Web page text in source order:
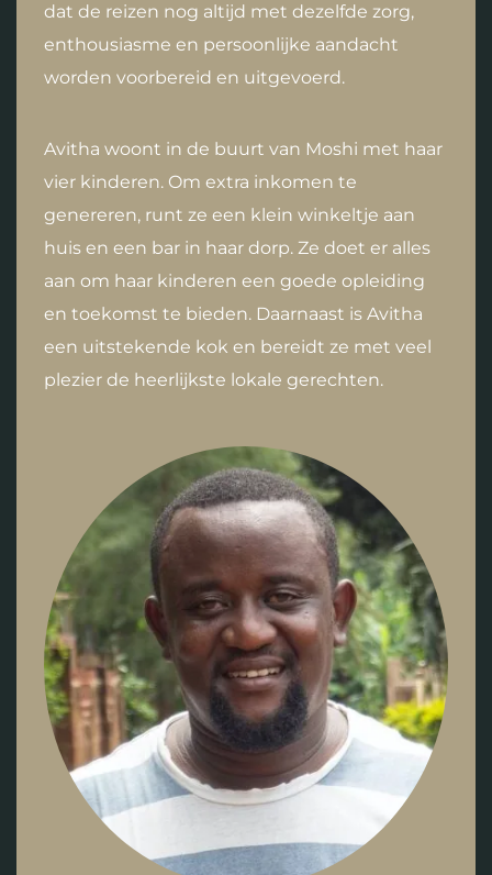
dat de reizen nog altijd met dezelfde zorg,
enthousiasme en persoonlijke aandacht
worden voorbereid en uitgevoerd.
Avitha woont in de buurt van Moshi met haar
vier kinderen. Om extra inkomen te
genereren, runt ze een klein winkeltje aan
huis en een bar in haar dorp. Ze doet er alles
aan om haar kinderen een goede opleiding
en toekomst te bieden. Daarnaast is Avitha
een uitstekende kok en bereidt ze met veel
plezier de heerlijkste lokale gerechten.